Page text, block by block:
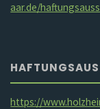
aar.de/
https://